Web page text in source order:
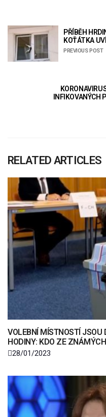
PŘÍBĚH
KOŤÁTKA
PREVIOUS POST
INFIKOVANÝCH
RELATED ARTICLES
VOLEBNÍ MÍSTNOSTÍ JSOU
HODINY: KDO ZE
28/01/2023